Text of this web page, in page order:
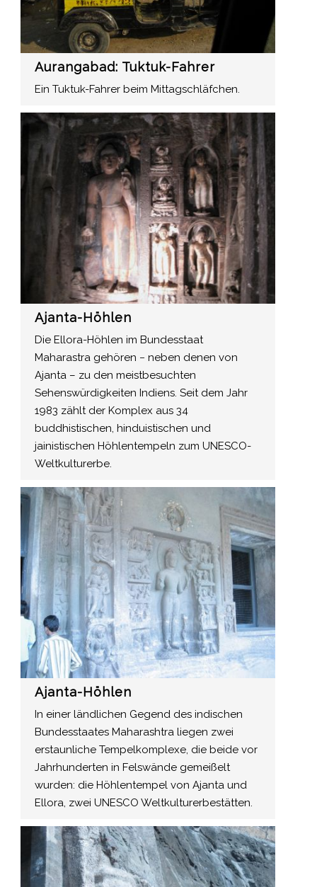
Aurangabad: Tuktuk-Fahrer
Ein Tuktuk-Fahrer beim Mittagschläfchen.
Ajanta-Höhlen
Die Ellora-Höhlen im Bundesstaat
Maharastra gehören − neben denen von
Ajanta – zu den meistbesuchten
Sehenswürdigkeiten Indiens. Seit dem Jahr
1983 zählt der Komplex aus 34
buddhistischen, hinduistischen und
jainistischen Höhlentempeln zum UNESCO-
Weltkulturerbe.
Ajanta-Höhlen
In einer ländlichen Gegend des indischen
Bundesstaates Maharashtra liegen zwei
erstaunliche Tempelkomplexe, die beide vor
Jahrhunderten in Felswände gemeißelt
wurden: die Höhlentempel von Ajanta und
Ellora, zwei UNESCO Weltkulturerbestätten.